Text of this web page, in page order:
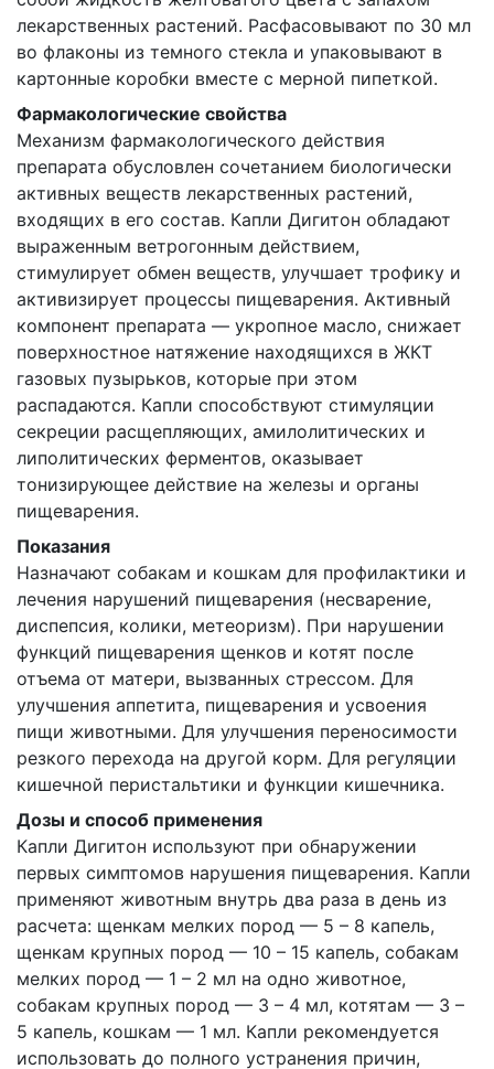
лекарственных растений. Расфасовывают по 30 мл
во флаконы из темного стекла и упаковывают в
картонные коробки вместе с мерной пипеткой.
Фармакологические свойства
Механизм фармакологического действия
препарата обусловлен сочетанием биологически
активных веществ лекарственных растений,
входящих в его состав. Капли Дигитон обладают
выраженным ветрогонным действием,
стимулирует обмен веществ, улучшает трофику и
активизирует процессы пищеварения. Активный
компонент препарата — укропное масло, снижает
поверхностное натяжение находящихся в ЖКТ
газовых пузырьков, которые при этом
распадаются. Капли способствуют стимуляции
секреции расщепляющих, амилолитических и
липолитических ферментов, оказывает
тонизирующее действие на железы и органы
пищеварения.
Показания
Назначают собакам и кошкам для профилактики и
лечения нарушений пищеварения (несварение,
диспепсия, колики, метеоризм). При нарушении
функций пищеварения щенков и котят после
отъема от матери, вызванных стрессом. Для
улучшения аппетита, пищеварения и усвоения
пищи животными. Для улучшения переносимости
резкого перехода на другой корм. Для регуляции
кишечной перистальтики и функции кишечника.
Дозы и способ применения
Капли Дигитон используют при обнаружении
первых симптомов нарушения пищеварения. Капли
применяют животным внутрь два раза в день из
расчета: щенкам мелких пород — 5 – 8 капель,
щенкам крупных пород — 10 – 15 капель, собакам
мелких пород — 1 – 2 мл на одно животное,
собакам крупных пород — 3 – 4 мл, котятам — 3 –
5 капель, кошкам — 1 мл. Капли рекомендуется
использовать до полного устранения причин,